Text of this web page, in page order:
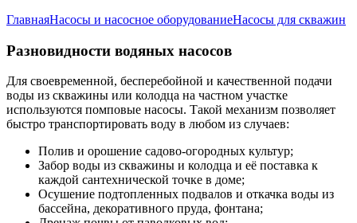
ГлавнаяНасосы и насосное оборудованиеНасосы для скважин
Разновидности водяных насосов
Для своевременной, бесперебойной и качественной подачи
воды из скважины или колодца на частном участке
используются помповые насосы. Такой механизм позволяет
быстро транспортировать воду в любом из случаев:
Полив и орошение садово-огородных культур;
Забор воды из скважины и колодца и её поставка к
каждой сантехнической точке в доме;
Осушение подтопленных подвалов и откачка воды из
бассейна, декоративного пруда, фонтана;